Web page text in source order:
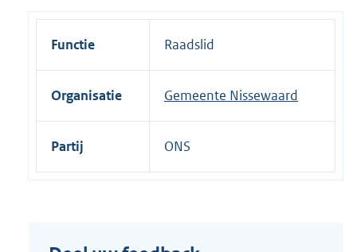
k
Functie Raadslid
Organisatie Gemeente Nissewaard
Partij ONS